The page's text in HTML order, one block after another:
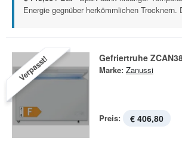
Energie gegnüber herkömmlichen Trocknern.
Verpasst! Gefriertruhe
Marke: Zanussi
Preis: € 406,80